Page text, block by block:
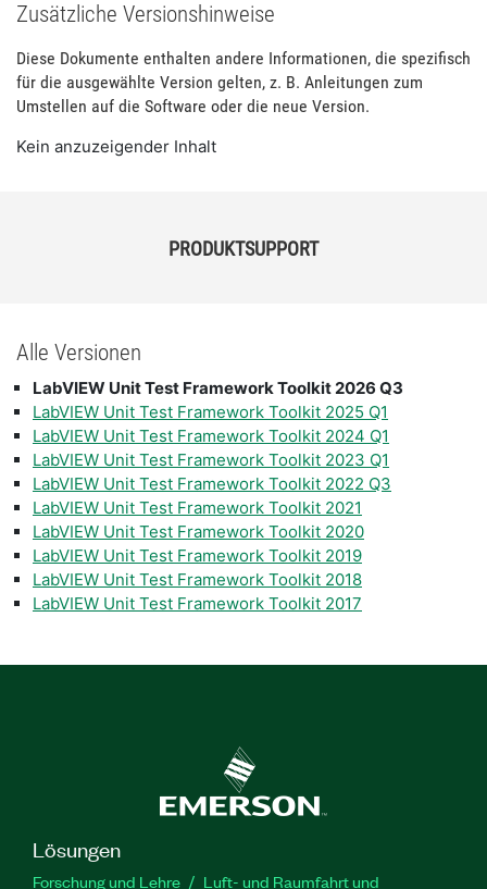
Zusätzliche Versionshinweise
Diese Dokumente enthalten andere Informationen, die spezifisch
für die ausgewählte Version gelten, z. B. Anleitungen zum
Umstellen auf die Software oder die neue Version.
Kein anzuzeigender Inhalt
PRODUKTSUPPORT
Alle Versionen
LabVIEW Unit Test Framework Toolkit 2026 Q3
LabVIEW Unit Test Framework Toolkit 2025 Q1
LabVIEW Unit Test Framework Toolkit 2024 Q1
LabVIEW Unit Test Framework Toolkit 2023 Q1
LabVIEW Unit Test Framework Toolkit 2022 Q3
LabVIEW Unit Test Framework Toolkit 2021
LabVIEW Unit Test Framework Toolkit 2020
LabVIEW Unit Test Framework Toolkit 2019
LabVIEW Unit Test Framework Toolkit 2018
LabVIEW Unit Test Framework Toolkit 2017
Lösungen
Forschung und Lehre
Luft- und Raumfahrt und